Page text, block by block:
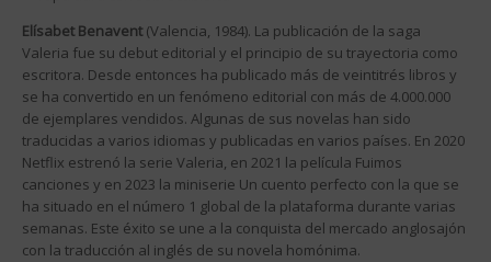
Elísabet Benavent (Valencia, 1984). La publicación de la saga
Valeria fue su debut editorial y el principio de su trayectoria como
escritora. Desde entonces ha publicado más de veintitrés libros y
se ha convertido en un fenómeno editorial con más de 4.000.000
de ejemplares vendidos. Algunas de sus novelas han sido
traducidas a varios idiomas y publicadas en varios países. En 2020
Netflix estrenó la serie Valeria, en 2021 la película Fuimos
canciones y en 2023 la miniserie Un cuento perfecto con la que se
ha situado en el número 1 global de la plataforma durante varias
semanas. Este éxito se une a la conquista del mercado anglosajón
con la traducción al inglés de su novela homónima.